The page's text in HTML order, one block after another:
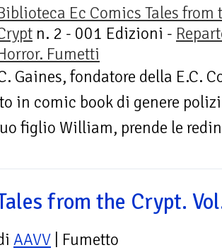
Ec Comics Tales from
n. 2 - 001 Edizioni -
Fumetti
Gaines, fondatore della E.C.
in comic book di genere
figlio William, prende le
from the Crypt.
AAVV | Fumetto